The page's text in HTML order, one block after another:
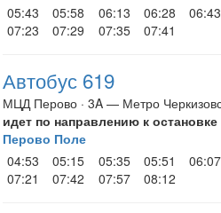
05:43
05:58 06:13 06:28 06:43
07:23
07:29 07:35 07:41
Автобус 619
МЦД Перово · 3A — Метро
идет по направлению к остановке
Перово Поле
04:53
05:15 05:35 05:51 06:07
07:21
07:42 07:57 08:12